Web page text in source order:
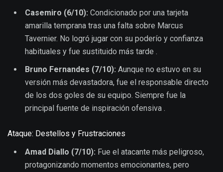
Casemiro (6/10): Condicionado por una tarjeta
amarilla temprana tras una falta sobre Marcus
Tavernier. No logró jugar con su poderío y confianza
habituales y fue sustituido más tarde .
Bruno Fernandes (7/10): Aunque no estuvo en su
versión más devastadora, fue el responsable directo
de los dos goles de su equipo. Siempre fue la
principal fuente de inspiración ofensiva .
Ataque: Destellos y Frustraciones
Amad Diallo (7/10): Fue el atacante más peligroso,
protagonizando momentos emocionantes, pero